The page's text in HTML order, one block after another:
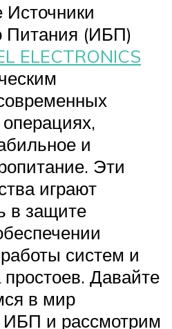
Питания (ИБП)
ELECTRONICS
и
Эти
играют
в защите
систем и
Давайте
в мир
и рассмотрим